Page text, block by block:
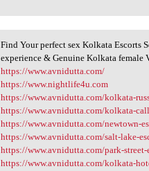
Find Your perfect sex Kolkata
Find Your perfect sex Kolkata Escorts
experience & Genuine Kolkata female
https://www.avnidutta.com/
https://www.nightlife4u.com
https://www.avnidutta.com/kolkata-
https://www.avnidutta.com/kolkata-
https://www.avnidutta.com/newtown-
https://www.avnidutta.com/salt-lake-
https://www.avnidutta.com/park-street-
https://www.avnidutta.com/kolkata-